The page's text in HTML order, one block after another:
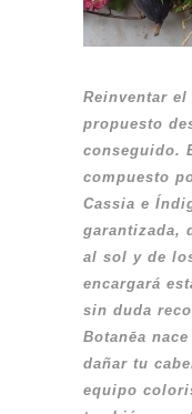
Reinventar
propuesto
conseguido.
compuesto
Cassia e
garantizada,
al sol y de
encargará
sin duda
Botanēa
dañar tu
equipo